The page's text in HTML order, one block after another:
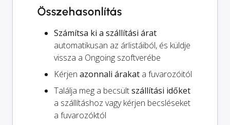
Összehasonlítás
Számítsa ki a szállítási árat
automatikusan az árlistáiból, és küldje
vissza a Ongoing szoftverébe
Kérjen azonnali árakat a fuvarozóitól
Találja meg a becsültszállítási időket
a szállításhoz vagy kérjen becsléseket
a fuvarozóktól